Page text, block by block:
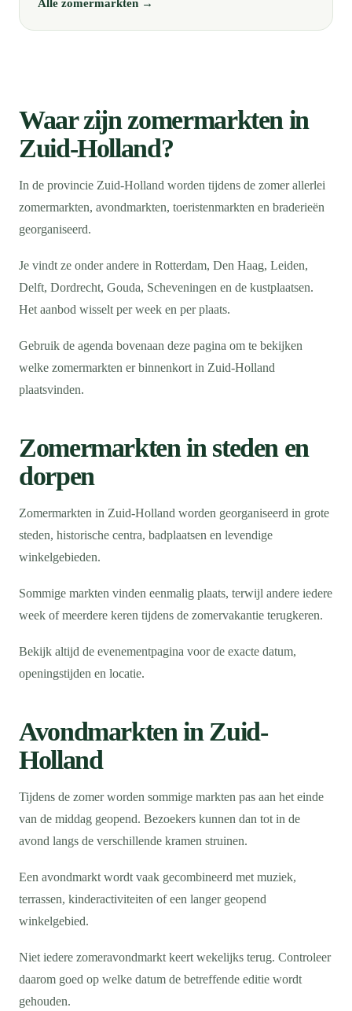
Alle zomermarkten →
Waar zijn zomermarkten in
Zuid-Holland?
In de provincie Zuid-Holland worden tijdens de zomer allerlei
zomermarkten, avondmarkten, toeristenmarkten en braderieën
georganiseerd.
Je vindt ze onder andere in Rotterdam, Den Haag, Leiden,
Delft, Dordrecht, Gouda, Scheveningen en de kustplaatsen.
Het aanbod wisselt per week en per plaats.
Gebruik de agenda bovenaan deze pagina om te bekijken
welke zomermarkten er binnenkort in Zuid-Holland
plaatsvinden.
Zomermarkten in steden en
dorpen
Zomermarkten in Zuid-Holland worden georganiseerd in grote
steden, historische centra, badplaatsen en levendige
winkelgebieden.
Sommige markten vinden eenmalig plaats, terwijl andere iedere
week of meerdere keren tijdens de zomervakantie terugkeren.
Bekijk altijd de evenementpagina voor de exacte datum,
openingstijden en locatie.
Avondmarkten in Zuid-
Holland
Tijdens de zomer worden sommige markten pas aan het einde
van de middag geopend. Bezoekers kunnen dan tot in de
avond langs de verschillende kramen struinen.
Een avondmarkt wordt vaak gecombineerd met muziek,
terrassen, kinderactiviteiten of een langer geopend
winkelgebied.
Niet iedere zomeravondmarkt keert wekelijks terug. Controleer
daarom goed op welke datum de betreffende editie wordt
gehouden.